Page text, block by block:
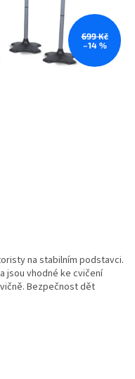
699 Kč
–14 %
na stabilním podstavci.
jsou vhodné ke cvičení
Bezpečnost dět